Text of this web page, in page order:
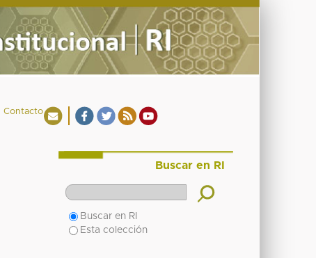
Contacto
Buscar en RI
Buscar en RI
Esta colección